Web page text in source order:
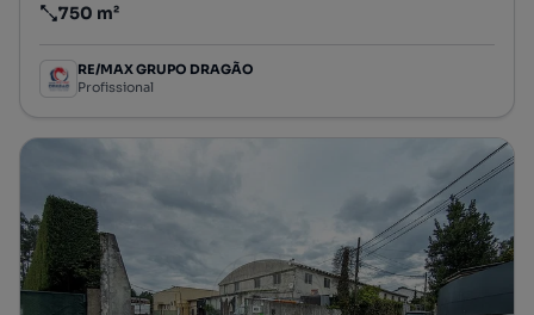
Preço por metro quadrado
750 m²
RE/MAX GRUPO DRAGÃO
Profissional